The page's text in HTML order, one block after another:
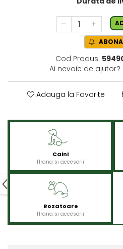
Cod Produs:
Ai nevoie de ajutor?
Adauga la Favorite
Caini
Hrana si accesorii
Rozatoare
Hrana si accesorii